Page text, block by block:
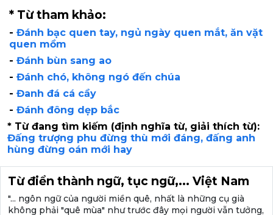
* Từ tham khảo:
- Đánh bạc quen tay, ngủ ngày quen mắt, ăn vặt
quen mồm
- Đánh bùn sang ao
- Đánh chó, không ngó đến chúa
- Đanh đá cá cầy
- Đánh đông dẹp bắc
* Từ đang tìm kiếm (định nghĩa từ, giải thích từ):
Đấng trượng phu đừng thù mới đáng, đấng anh
hùng đừng oán mới hay
Từ điển thành ngữ, tục ngữ,... Việt Nam
"... ngôn ngữ của người miền quê, nhất là những cụ già
không phải "quê mùa" như trước đây mọi người vẫn tưởng,